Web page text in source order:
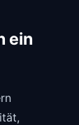
ein